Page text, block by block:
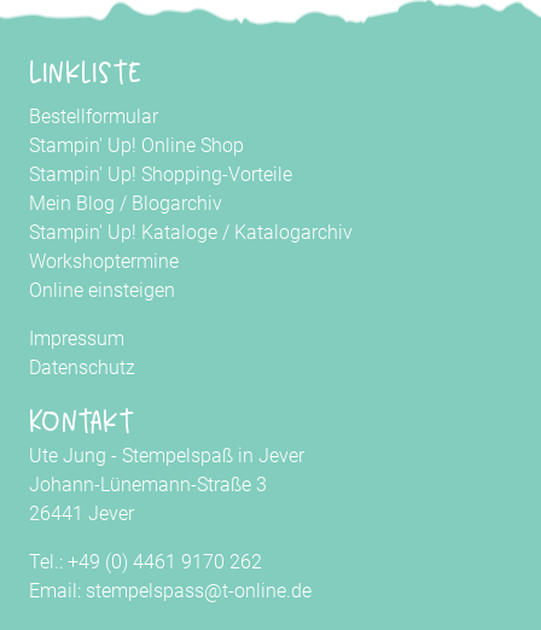
Linkliste
Bestellformular
Stampin' Up! Online Shop
Stampin' Up! Shopping-Vorteile
Mein Blog / Blogarchiv
Stampin' Up! Kataloge / Katalogarchiv
Workshoptermine
Online einsteigen
Impressum
Datenschutz
Kontakt
Ute Jung - Stempelspaß in Jever
Johann-Lünemann-Straße 3
26441 Jever
Tel.: +49 (0) 4461 9170 262
Email: stempelspass@t-online.de